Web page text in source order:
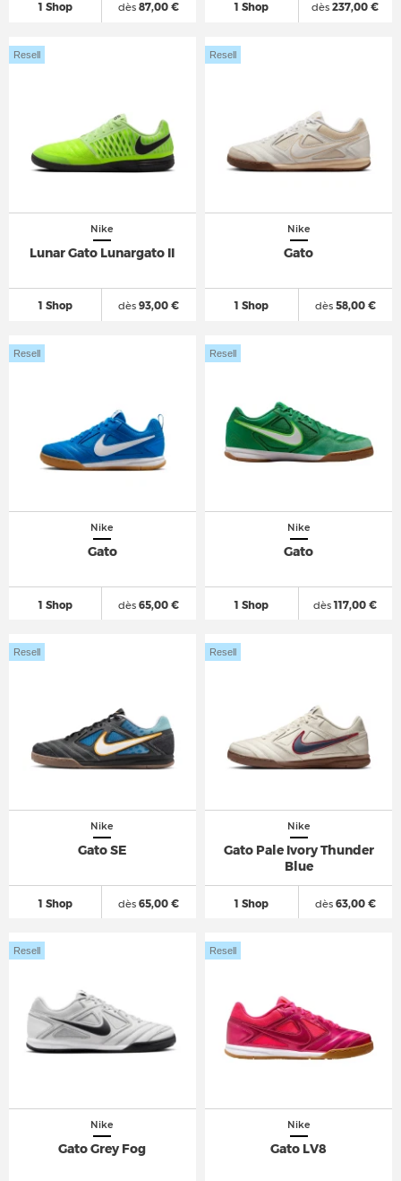
1 Shop dès 87,00 € 1 Shop dès 237,00 €
Nike
Lunar Gato Lunargato II
1 Shop
Resell
dès 93,00 €
Nike
Gato
1 Shop
Resell
dès58,00 €
Nike
Gato
1 Shop
Resell
dès 65,00 €
Nike
Gato
1 Shop
Resell
dès117,00 €
Nike
Gato SE
1 Shop
Resell
dès 65,00 €
Nike
Gato Pale Ivory Thunder
Blue
1 Shop
Resell
dès63,00 €
Nike
Gato Grey Fog
Resell
Nike
Gato LV8
Resell